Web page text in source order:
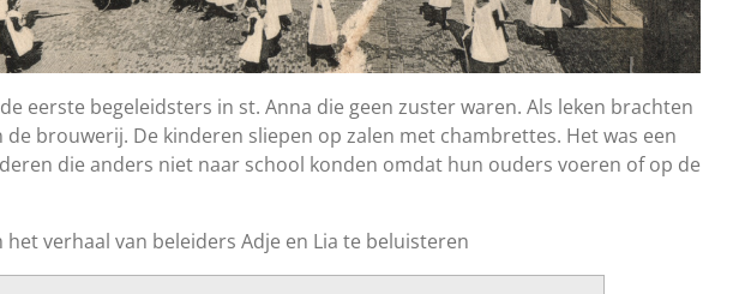
eerste begeleidsters in st. Anna die geen zuster waren. Als leken brachten
de brouwerij. De kinderen sliepen op zalen met chambrettes. Het was een
die anders niet naar school konden omdat hun ouders voeren of op de
verhaal van beleiders Adje en Lia te beluisteren